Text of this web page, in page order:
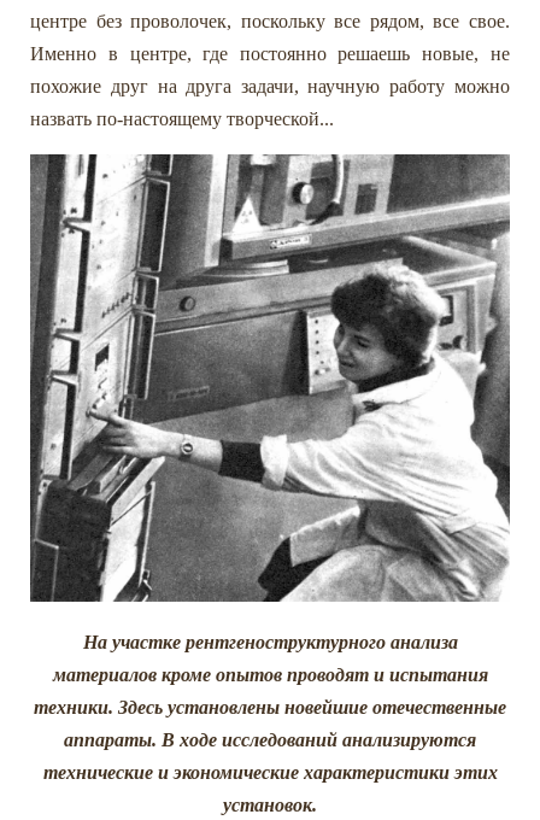
центре без проволочек, поскольку все рядом, все свое.
Именно в центре, где постоянно решаешь новые, не
похожие друг на друга задачи, научную работу можно
назвать по-настоящему творческой...
На участке рентгеноструктурного анализа
материалов кроме опытов проводят и испытания
техники. Здесь установлены новейшие отечественные
аппараты. В ходе исследований анализируются
технические и экономические характеристики этих
установок.